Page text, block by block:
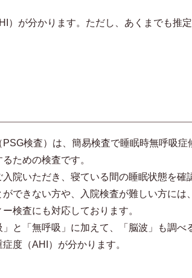
）が分かります。ただし、あくまでも推
検査）は、簡易検査で睡眠時無呼吸
ための検査です。
院いただき、寝ている間の睡眠状態を確
できない方や、入院検査が難しい方に
検査にも対応しております。
と「無呼吸」に加えて、「脳波」も調
度（AHI）が分かります。